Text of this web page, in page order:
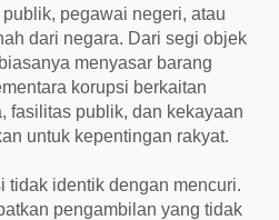
pegawai negeri, atau
dari negara. Dari segi objek
menyasar barang
korupsi berkaitan
fasilitas publik, dan kekayaan
untuk kepentingan rakyat.
tidak identik dengan mencuri.
pengambilan yang tidak